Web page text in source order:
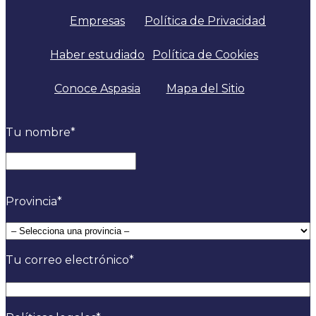
Empresas
Haber estudiado
Conoce Aspasia
Política de Privacidad
Política de Cookies
Mapa del Sitio
Tu nombre*
Provincia*
Tu correo electrónico*